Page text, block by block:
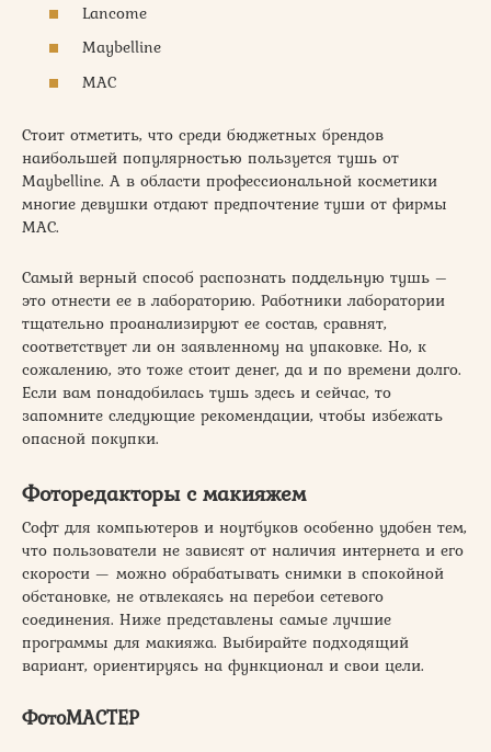
Lancome
Maybelline
MAC
Стоит отметить, что среди бюджетных брендов
наибольшей популярностью пользуется тушь от
Maybelline. А в области профессиональной косметики
многие девушки отдают предпочтение туши от фирмы
MAC.
Самый верный способ распознать поддельную тушь –
это отнести ее в лабораторию. Работники лаборатории
тщательно проанализируют ее состав, сравнят,
соответствует ли он заявленному на упаковке. Но, к
сожалению, это тоже стоит денег, да и по времени долго.
Если вам понадобилась тушь здесь и сейчас, то
запомните следующие рекомендации, чтобы избежать
опасной покупки.
Фоторедакторы с макияжем
Софт для компьютеров и ноутбуков особенно удобен тем,
что пользователи не зависят от наличия интернета и его
скорости — можно обрабатывать снимки в спокойной
обстановке, не отвлекаясь на перебои сетевого
соединения. Ниже представлены самые лучшие
программы для макияжа. Выбирайте подходящий
вариант, ориентируясь на функционал и свои цели.
ФотоМАСТЕР